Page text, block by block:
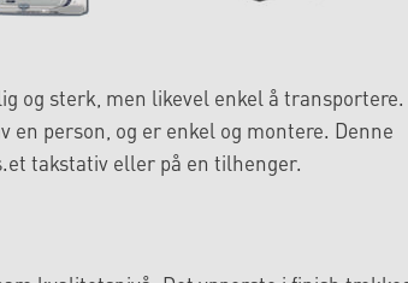
og sterk, men likevel enkel å transportere.
en person, og er enkel og montere. Denne
takstativ eller på en tilhenger.